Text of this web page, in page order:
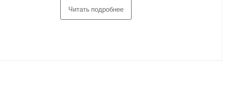
Читать подробнее